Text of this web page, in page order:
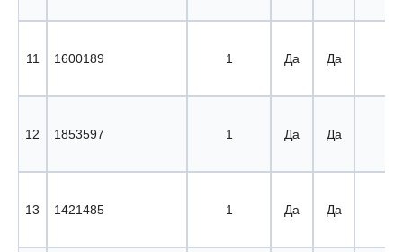
11 1600189 1 Да Да
12 1853597 1 Да Да
13 1421485 1 Да Да